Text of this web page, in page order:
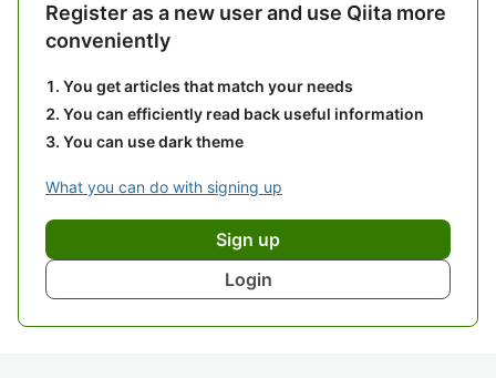
Register as a new user and use Qiita more
conveniently
You get articles that match your needs
You can efficiently read back useful information
You can use dark theme
What you can do with signing up
Sign up
Login